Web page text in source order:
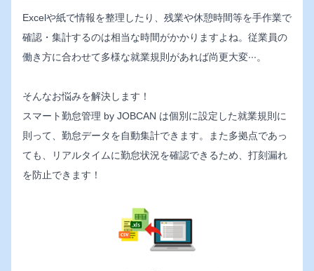
Excelや紙で情報を整理したり、残業や休憩時間等を手作業で
確認・集計するのは相当な時間がかかりますよね。従業員の
働き方に合わせて多様な就業規則があれば尚更大変∙∙∙。
そんなお悩みを解決します！
スマート勤怠管理 by JOBCAN は個別に設定した就業規則に
則って、勤怠データを自動集計できます。また多拠点であっ
ても、リアルタイムに勤怠状況を確認できるため、打刻漏れ
を防止できます！